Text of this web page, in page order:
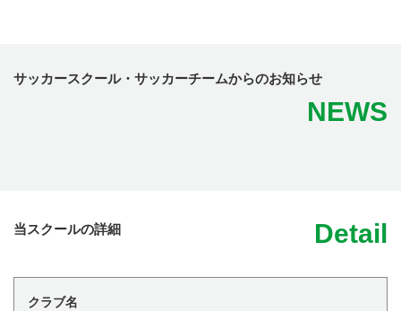
サッカースクール・サッカーチームからのお知らせ
NEWS
当スクールの詳細 Detail
クラブ名